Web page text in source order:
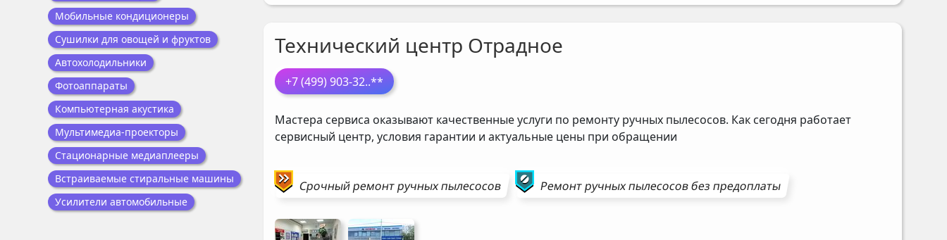
Мобильные кондиционеры
Сушилки для овощей и фруктов
Автохолодильники
Фотоаппараты
Компьютерная акустика
Мультимедиа-проекторы
Стационарные медиаплееры
Встраиваемые стиральные машины
Усилители автомобильные
Технический центр Отрадное
+7 (499) 903-32..**
Мастера сервиса оказывают качественные услуги по ремонту ручных пылесосов. Как сегодня работает
сервисный центр, условия гарантии и актуальные цены при обращении
Срочный ремонтручных пылесосов Ремонтручных пылесосовбез предоплаты